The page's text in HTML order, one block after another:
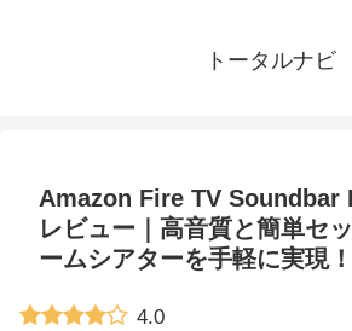
トータルナビ
Amazon Fire TV Soundbar
レビュー｜高音質と簡単セ
ームシアターを手軽に実現！
4.0